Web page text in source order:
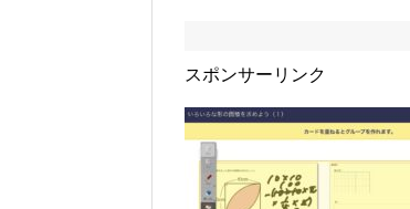
スポンサーリンク